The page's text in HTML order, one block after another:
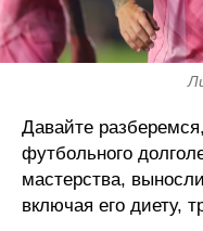
Давайте
футбольного
мастерства,
включая его диету,